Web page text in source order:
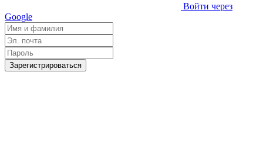
Войти через
Google
Зарегистрироваться